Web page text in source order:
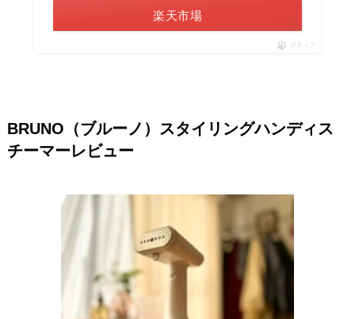
楽天市場
ポチップ
BRUNO（ブルーノ）スタイリングハンディス
チーマーレビュー